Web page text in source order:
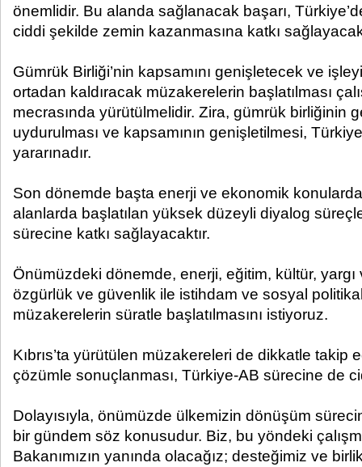
önemlidir. Bu alanda sağlanacak başarı,
ciddi şekilde zemin kazanmasına katkı
Gümrük Birliği’nin kapsamını genişletecek ve
ortadan kaldıracak müzakerelerin başlatılması
mecrasında yürütülmelidir. Zira, gümrük birliğinin
uydurulması ve kapsamının genişletilmesi,
yararınadır.
Son dönemde başta enerji ve ekonomik
alanlarda başlatılan yüksek düzeyli diyalog
sürecine katkı sağlayacaktır.
Önümüzdeki dönemde, enerji, eğitim, kültür,
özgürlük ve güvenlik ile istihdam ve sosyal
müzakerelerin süratle başlatılmasını istiyoruz.
Kıbrıs’ta yürütülen müzakereleri de dikkatle takip
çözümle sonuçlanması, Türkiye-AB sürecine de
Dolayısıyla, önümüzde ülkemizin dönüşüm
bir gündem söz konusudur. Biz, bu yöndeki
Bakanımızın yanında olacağız; desteğimiz ve